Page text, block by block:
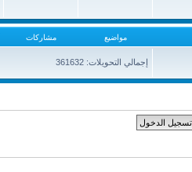
مواضيع مشاركات
إجمالي التحويلات: 361632